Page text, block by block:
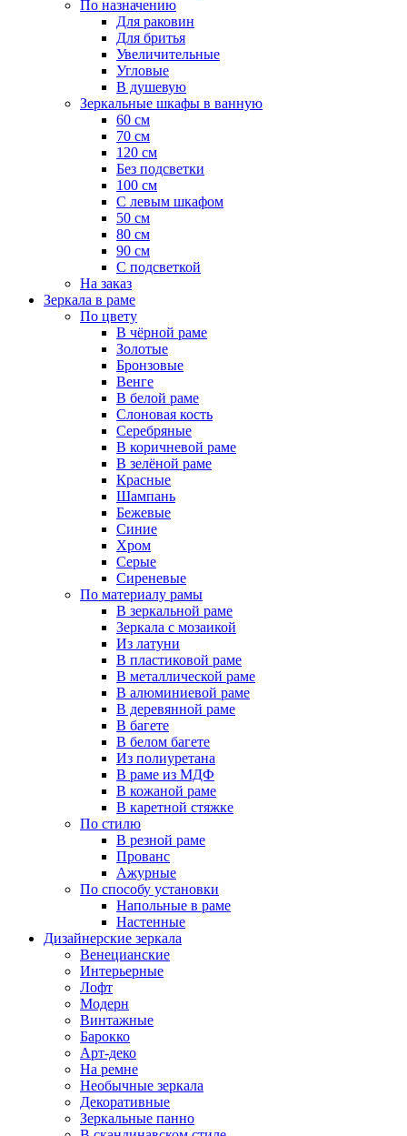
По назначению
Для раковин
Для бритья
Увеличительные
Угловые
В душевую
Зеркальные шкафы в ванную
60 см
70 см
120 см
Без подсветки
100 см
С левым шкафом
50 см
80 см
90 см
С подсветкой
На заказ
Зеркала в раме
По цвету
В чёрной раме
Золотые
Бронзовые
Венге
В белой раме
Слоновая кость
Серебряные
В коричневой раме
В зелёной раме
Красные
Шампань
Бежевые
Синие
Хром
Серые
Сиреневые
По материалу рамы
В зеркальной раме
Зеркала с мозаикой
Из латуни
В пластиковой раме
В металлической раме
В алюминиевой раме
В деревянной раме
В багете
В белом багете
Из полиуретана
В раме из МДФ
В кожаной раме
В каретной стяжке
По стилю
В резной раме
Прованс
Ажурные
По способу установки
Напольные в раме
Настенные
Дизайнерские зеркала
Венецианские
Интерьерные
Лофт
Модерн
Винтажные
Барокко
Арт-деко
На ремне
Необычные зеркала
Декоративные
Зеркальные панно